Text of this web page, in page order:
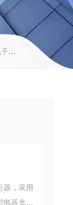
SG-1M
器，采用
电器盒，